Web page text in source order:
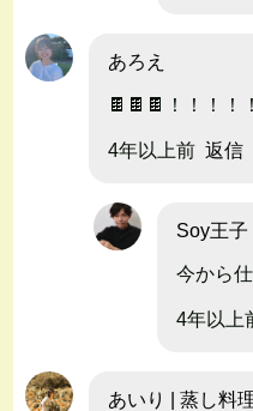
あろえ
🍫🍫🍫！！！！！
4年以上前 返信
Soy王子
今から
4年以上
あいり | 蒸し料